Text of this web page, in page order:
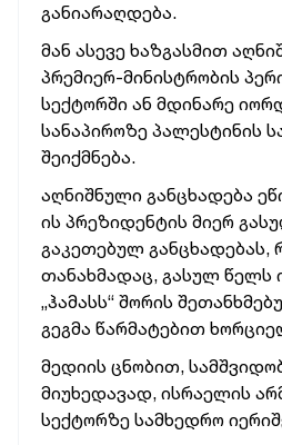
განიარაღდება.
მან ასევე ხაზგასმით
პრემიერ-მინისტრობის
სექტორში ან მდინარე
სანაპიროზე პალესტინის
შეიქმნება.
აღნიშნული განცხადება
ის პრეზიდენტის მიერ
გაკეთებულ განცხადებას,
თანახმადაც, გასულ წელს
„ჰამასს“ შორის
გეგმა წარმატებით
მედიის ცნობით,
მიუხედავად, ისრაელის
სექტორზე სამხედრო